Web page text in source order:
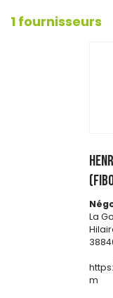
1 fournisseurs
La
m